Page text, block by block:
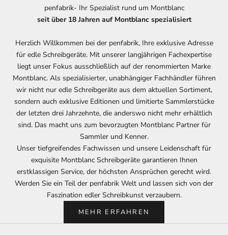
penfabrik- Ihr Spezialist rund um Montblanc
seit über 18 Jahren auf Montblanc spezialisiert
Herzlich Willkommen bei der penfabrik, Ihre exklusive Adresse
für edle Schreibgeräte. Mit unserer langjährigen Fachexpertise
liegt unser Fokus ausschließlich auf der renommierten Marke
Montblanc. Als spezialisierter, unabhängiger Fachhändler führen
wir nicht nur edle Schreibgeräte aus dem aktuellen Sortiment,
sondern auch exklusive Editionen und limitierte Sammlerstücke
der letzten drei Jahrzehnte, die anderswo nicht mehr erhältlich
sind. Das macht uns zum bevorzugten Montblanc Partner für
Sammler und Kenner.
Unser tiefgreifendes Fachwissen und unsere Leidenschaft für
exquisite Montblanc Schreibgeräte garantieren Ihnen
erstklassigen Service, der höchsten Ansprüchen gerecht wird.
Werden Sie ein Teil der penfabrik Welt und lassen sich von der
Faszination edler Schreibkunst verzaubern.
MEHR ERFAHREN